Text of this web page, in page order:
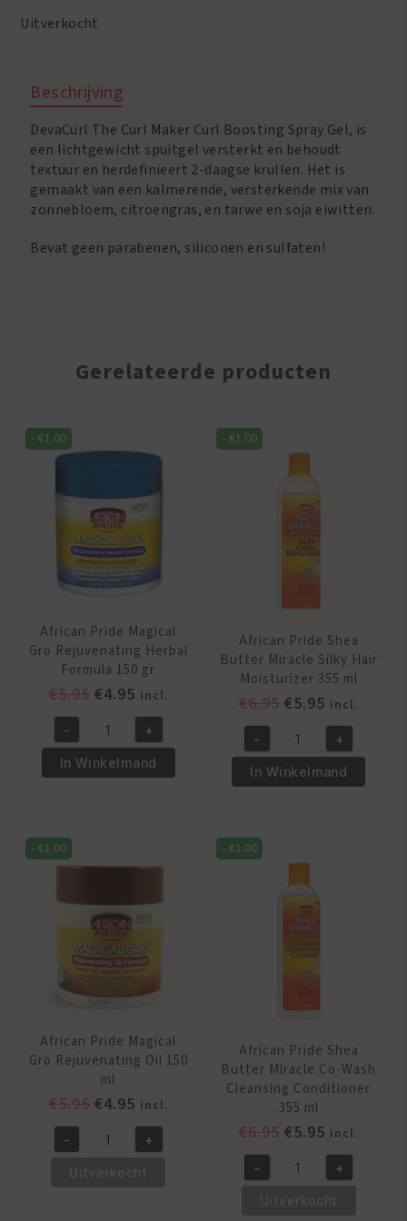
€28.50.
Uitverkocht
Beschrijving
DevaCurl The Curl Maker Curl Boosting Spray Gel, is
een lichtgewicht spuitgel versterkt en behoudt
textuur en herdefinieert 2-daagse krullen. Het is
gemaakt van een kalmerende, versterkende mix van
zonnebloem, citroengras, en tarwe en soja eiwitten.
Bevat geen parabenen, siliconen en sulfaten!
Gerelateerde producten
-€1.00
African Pride Magical
Gro Rejuvenating Herbal
Formula 150 gr
€5.95 Oorspronkelijke
was:
€5.95.
€4.95Huidige
prijs
is:
€4.95.
incl.
African
Pride
Magical
Herbal
Formula
aantal
- +
In Winkelmand
-€1.00
African Pride Shea
Butter Miracle Silky Hair
Moisturizer 355 ml
€6.95
was:
€6.95.
€5.95 Huidige
prijs
is:
€5.95.
incl.
African
Pride
Shea
Miracle
Silky
Moisturizer
- +
In Winkelmand
-€1.00
African Pride Magical
Gro Rejuvenating Oil 150
ml
€5.95 Oorspronkelijke
was:
€4.95Huidige
prijs
is:
incl.
African
- +
-€1.00
African Pride Shea
Butter Miracle Co-Wash
Cleansing Conditioner
355 ml
€6.95
was:
€5.95 Huidige
prijs
is:
incl.
African
- +